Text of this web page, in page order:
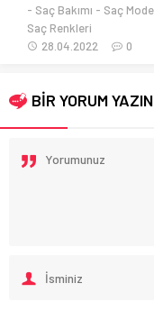
BİR YORUM YAZIN